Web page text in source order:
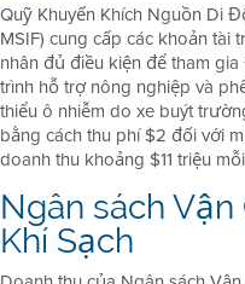
Quỹ Khuyến Khích Nguồn Di
MSIF) cung cấp các khoản
nhân đủ điều kiện để tham
trình hỗ trợ nông nghiệp và
thiểu ô nhiễm do xe buýt
bằng cách thu phí $2 đối với
doanh thu khoảng $11 triệu
Ngân sách
Khí Sạch